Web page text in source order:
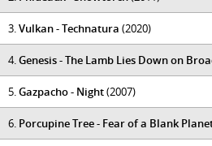
3.Vulkan - Technatura (2020)
4.Genesis - The Lamb Lies Down on
5.Gazpacho - Night(2007)
6. Porcupine Tree - Fear of a Blank